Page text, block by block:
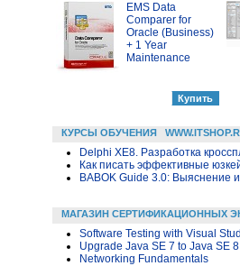
EMS Data
Comparer for
Oracle (Business)
+ 1 Year
Maintenance
КУРСЫ ОБУЧЕНИЯ
Delphi XE8. Разработка
Как писать эффективные
BABOK Guide 3.0: Выяснение
МАГАЗИН СЕРТИФИКАЦИОННЫХ
Software Testing with Visual
Upgrade Java SE 7 to Java SE
Networking Fundamentals